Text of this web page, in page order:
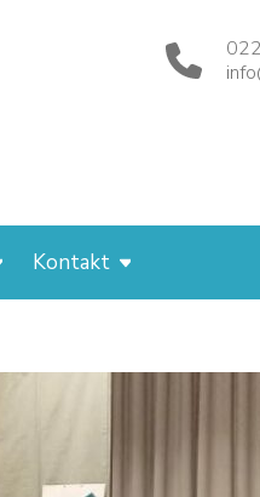
Kontakt